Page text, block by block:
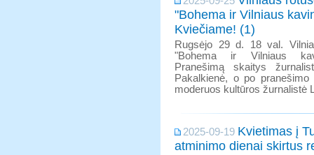
"Bohema ir Vilniaus
Kviečiame! (1)
Rugsėjo 29 d. 18 val.
"Bohema ir Vilniaus
Pranešimą skaitys
Pakalkienė, o po
moderuos kultūros žurnalistė
2025-09-19 Kvietimas į
atminimo dienai skirtus